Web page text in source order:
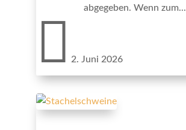
abgegeben. Wenn zum...
 2. Juni 2026